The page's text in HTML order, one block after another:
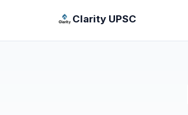
Clarity UPSC